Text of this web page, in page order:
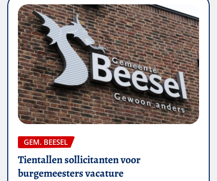
GEM. BEESEL
Tientallen sollicitanten voor
burgemeesters vacature